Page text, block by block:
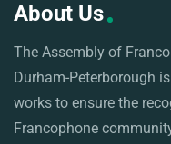
About Us
The Assembly of
Durham-Peterborough
works to ensure the
Francophone